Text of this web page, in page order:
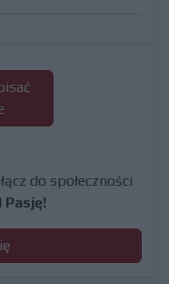
do społeczności
Pasję!